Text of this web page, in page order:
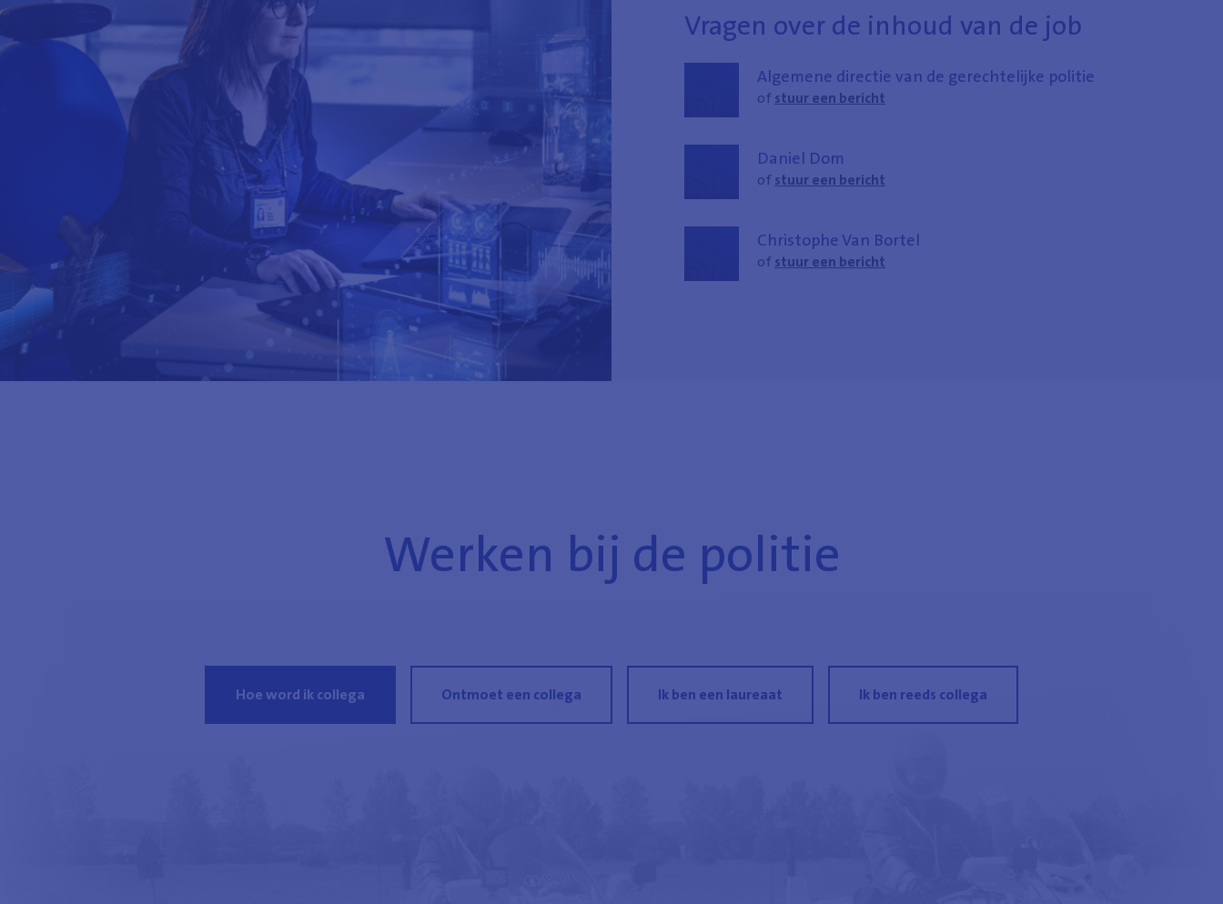
Vragen over de inhoud van de job
Algemene directie van de gerechtelijke politie
of stuur een bericht
Daniel Dom
of stuur een bericht
Christophe Van Bortel
of stuur een bericht
Werken bij de politie
Hoe word ik collega Ontmoet een collega Ik ben een laureaat Ik ben reeds collega